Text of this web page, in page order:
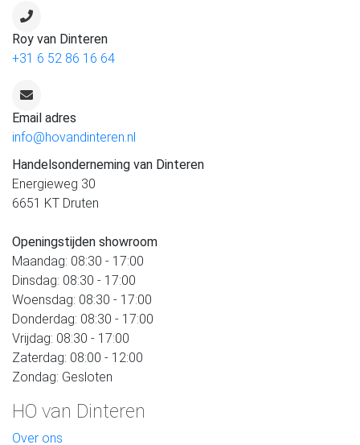
Roy van Dinteren
+31 6 52 86 16 64
Email adres
info@hovandinteren.nl
Handelsonderneming van Dinteren
Energieweg 30
6651 KT Druten
Openingstijden showroom
Maandag: 08:30 - 17:00
Dinsdag: 08:30 - 17:00
Woensdag: 08:30 - 17:00
Donderdag: 08:30 - 17:00
Vrijdag: 08:30 - 17:00
Zaterdag: 08:00 - 12:00
Zondag: Gesloten
HO van Dinteren
Over ons